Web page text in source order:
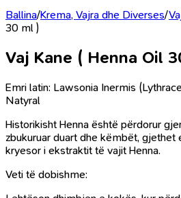
Ballina/Krema, Vajra dhe Diverses/
30 ml )
Vaj Kane ( Henna Oil
Emri latin: Lawsonia Inermis
Natyral
Historikisht Henna është përdorur
zbukuruar duart dhe këmbët, gjethet
kryesor i ekstraktit të vajit Henna.
Veti të dobishme: